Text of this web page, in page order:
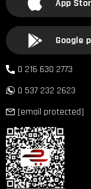
0 216 630 2773
0 537 232 2623
[email protected]